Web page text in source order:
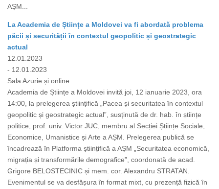
AȘM...
La Academia de Științe a Moldovei va fi abordată problema
păcii și securității în contextul geopolitic și geostrategic
actual
12.01.2023
- 12.01.2023
Sala Azurie și online
Academia de Științe a Moldovei invită joi, 12 ianuarie 2023, ora
14:00, la prelegerea științifică „Pacea și securitatea în contextul
geopolitic și geostrategic actual”, susținută de dr. hab. în științe
politice, prof. univ. Victor JUC, membru al Secției Științe Sociale,
Economice, Umanistice și Arte a AȘM. Prelegerea publică se
încadrează în Platforma științifică a AȘM „Securitatea economică,
migrația și transformările demografice”, coordonată de acad.
Grigore BELOSTECINIC și mem. cor. Alexandru STRATAN.
Evenimentul se va desfășura în format mixt, cu prezență fizică în